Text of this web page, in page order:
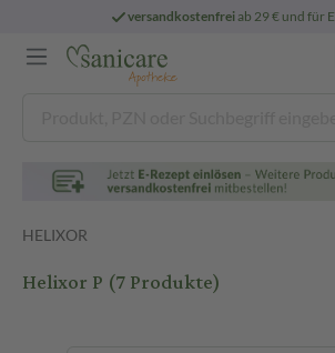
versandkostenfreiab 29 € und für
HELIXOR
Helixor P (7 Produkte)